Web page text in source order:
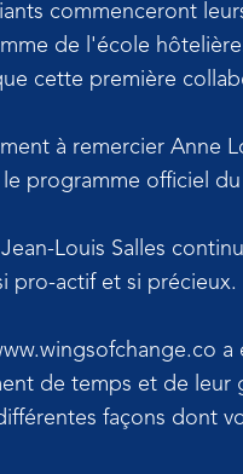
commenceront
de l'école
cette première
à remercier Anne
programme officiel
Louis Salles
pro-actif et si précieux.
a
de temps et de leur
façons dont